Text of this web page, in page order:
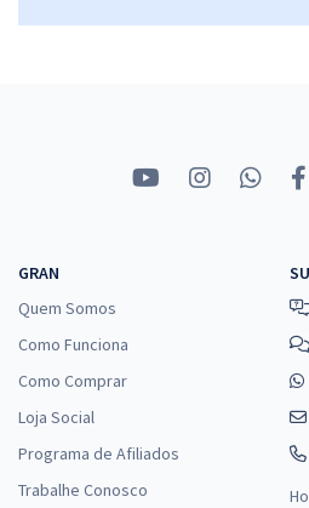
GRAN
Quem Somos
Como Funciona
Como Comprar
Loja Social
Programa de Afiliados
Trabalhe Conosco